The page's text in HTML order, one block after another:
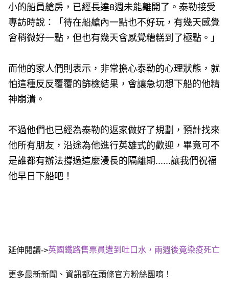
小的船員艙房，已經長達8週未能離開了。泰勒接受
專訪時說：「待在船艙內一點也不好玩，有幾天感覺
會稍微好一點，但也有幾天會感覺糟糕到了極點。」
而他的家人們則表示，非常擔心泰勒的心理狀態，就
怕這種反反覆覆的篩檢結果，會讓急切想下船的他精
神崩潰。
不過他們也已經為泰勒的返家做好了規劃，預計找來
他所有朋友，沿途為他進行英雄式的歡迎，畢竟可不
是誰都有辦法撐過這麼漫長的隔離期......讓我們祝福
他早日下船吧！
延伸閱讀->英國鐵路售票員遭到吐口水，兩週後竟染疫死亡
更多最新新聞、資訊都在頭條官方粉絲團唷！